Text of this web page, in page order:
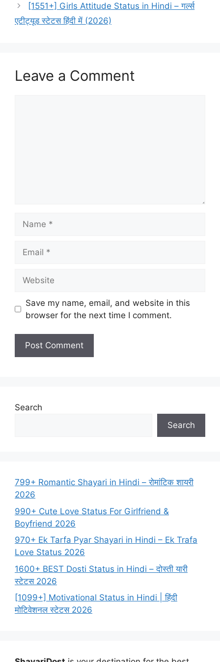
[1551+] Girls Attitude Status in Hindi – गर्ल्स
एटीट्यूड स्टेटस हिंदी में (2026)
Leave a Comment
Save my name, email, and website in this
browser for the next time I comment.
Search
Search
799+ Romantic Shayari in Hindi – रोमांटिक शायरी
2026
990+ Cute Love Status For Girlfriend &
Boyfriend 2026
970+ Ek Tarfa Pyar Shayari in Hindi – Ek Trafa
Love Status 2026
1600+ BEST Dosti Status in Hindi – दोस्ती यारी
स्टेटस 2026
[1099+] Motivational Status in Hindi | हिंदी
मोटिवेशनल स्टेटस 2026